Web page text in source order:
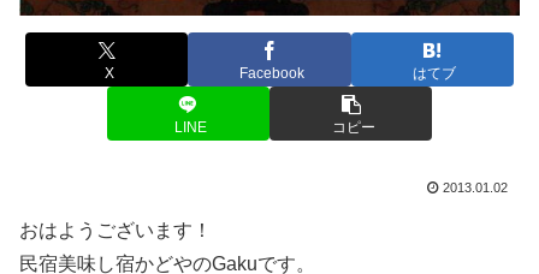
X Facebook はてブ
LINE コピー
2013.01.02
おはようございます！
民宿美味し宿かどやのGakuです。